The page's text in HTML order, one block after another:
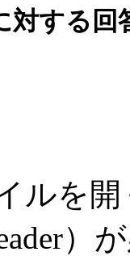
対する回
ルを開
）